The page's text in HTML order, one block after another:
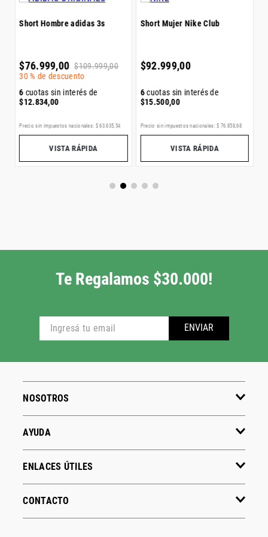
Short Hombre adidas 3s
$76.999,00 $109.999,00
30 % de descuento
6 cuotas sin interés de
$12.834,00
Precio sin impuestos nacionales: $ 63.635 54
VISTA RÁPIDA
Short Mujer Nike Club
$92.999,00
6cuotas sin interés de
$15.500,00
Precio sin impuestos nacionales: $ 76 858,68
VISTA RÁPIDA
Te Regalamos $30.000!
ENVIAR
NOSOTROS
AYUDA
ENLACES ÚTILES
CONTACTO